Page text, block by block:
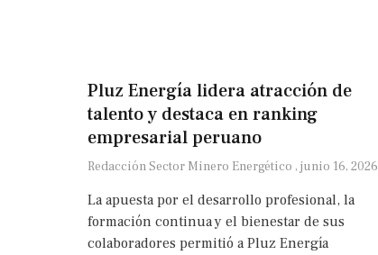
Pluz Energía lidera atracción de
talento y destaca en ranking
empresarial peruano
Redacción Sector Minero Energético junio 16, 2026
La apuesta por el desarrollo profesional, la
formación continua y el bienestar de sus
colaboradores permitió a Pluz Energía